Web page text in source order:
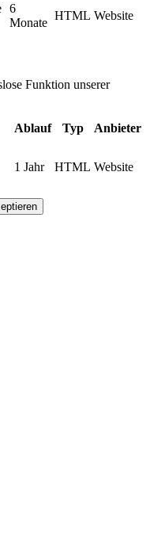
6
Monate
HTML Website
Funktion unserer
Ablauf Typ Anbieter
1 Jahr HTML Website